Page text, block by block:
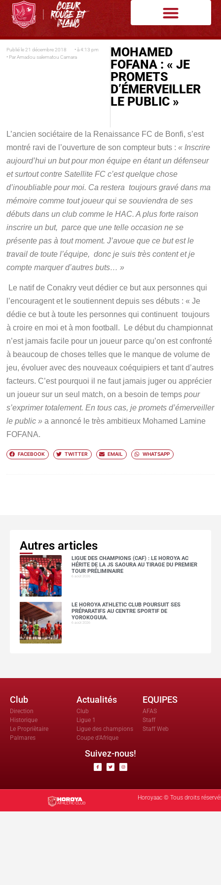
Publié le 21 décembre 2018 • à 4:13 pm
• ParAmadou salematou Camara
MOHAMED
FOFANA : « JE
PROMETS
D’ÉMERVEILLER
LE PUBLIC »
L’ancien sociétaire de la Renaissance FC de Bonfi, s’est
montré ravi de l’ouverture de son compteur buts :« Inscrire
aujourd’hui un but pour mon équipe en étant un défenseur
et surtout contre Satellite FC c’est quelque chose
d’inoubliable pour moi. Ca restera toujours gravé dans ma
mémoire comme tout joueur qui se souviendra de ses
débuts dans un club comme le HAC. A plus forte raison
inscrire un but, parce que une telle occasion ne se
présente pas à tout moment. J’avoue que ce but est le
travail de toute l’équipe, donc je suis très content et je
compte marquer d’autres buts… »
Le natif de Conakry veut dédier ce but aux personnes qui
l’encouragent et le soutiennent depuis ses débuts :« Je
dédie ce but à toute les personnes qui continuent toujours
à croire en moi et à mon football. Le début du championnat
n’est jamais facile pour un joueur parce qu’on est confronté
à beaucoup de choses telles que le manque de volume de
jeu, évoluer avec des nouveaux coéquipiers et tant d’autres
facteurs. C’est pourquoi il ne faut jamais juger ou apprécier
un joueur sur un seul match, on a besoin de tempspour
s’exprimer totalement. En tous cas, je promets d’émerveiller
le public » a annoncé le très ambitieux Mohamed Lamine
FOFANA.
FACEBOOK TWITTER EMAIL WHATSAPP
Autres articles
LIGUE DES CHAMPIONS (CAF) : LE HOROYA AC
HÉRITE DE LA JS SAOURA AU TIRAGE DU PREMIER
TOUR PRÉLIMINAIRE
6 août 2026
LE HOROYA ATHLETIC CLUB POURSUIT SES
PRÉPARATIFS AU CENTRE SPORTIF DE
YOROKOGUIA.
6 août 2026
Club
Direction
Historique
Le Propriètaire
Palmares
Actualités
Club
Ligue 1
Ligue des champions
Coupe d'Afrique
EQUIPES
AFAS
Staff
Staff Web
Suivez-nous!
Horoyaac © Tous droits